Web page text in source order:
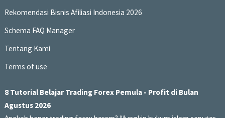
Rekomendasi Bisnis Afiliasi Indonesia 2026
Schema FAQ Manager
Tentang Kami
Terms of use
8 Tutorial Belajar Trading Forex Pemula - Profit di Bulan
Agustus 2026